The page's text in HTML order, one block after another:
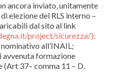
ancora inviato, unitamente
elezione del RLS interno –
dal sito al link
project/sicurezza/);
all’INAIL;
avvenuta formazione
37– comma 11 – D.